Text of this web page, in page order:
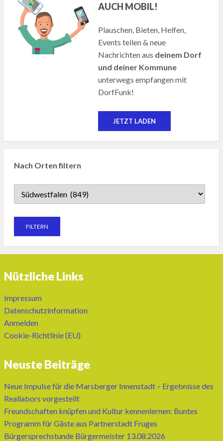
AUCH MOBIL!
Plauschen, Bieten, Helfen,
Events teilen & neue
Nachrichten aus deinem Dorf
und deiner Kommune
unterwegs empfangen mit
DorfFunk!
JETZT LADEN
Nach Orten filtern
Nützliche Links
Impressum
Datenschutzinformation
Anmelden
Cookie-Richtlinie (EU)
Neuste Beiträge
Neue Impulse für die Marsberger Innenstadt – Ergebnisse des
Reallabors vorgestellt
Freundschaften knüpfen und Kultur kennenlernen: Buntes
Programm für Gäste aus Partnerstadt Fruges
Bürgersprechstunde Bürgermeister 13.08.2026